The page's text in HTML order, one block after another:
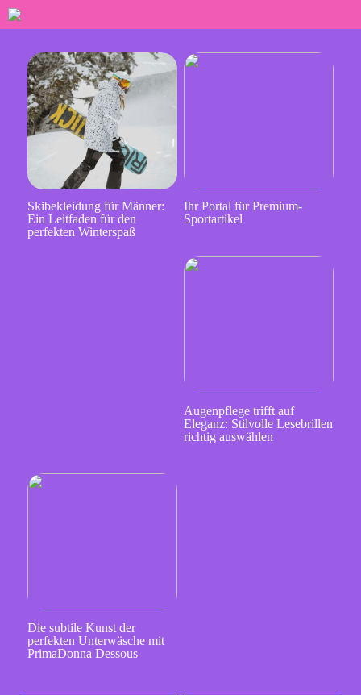
Skibekleidung für Männer:
Ein Leitfaden für den
perfekten Winterspaß
Ihr Portal für Premium-
Sportartikel
Augenpflege trifft auf
Eleganz: Stilvolle Lesebrillen
richtig auswählen
Die subtile Kunst der
perfekten Unterwäsche mit
PrimaDonna Dessous